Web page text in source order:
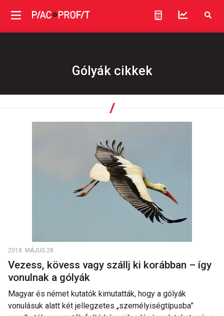
Gólyák cikkek
2018. MÁJUS 28.
Vezess, kövess vagy szállj ki korábban – így
vonulnak a gólyák
Magyar és német kutatók kimutatták, hogy a gólyák
vonulásuk alatt két jellegzetes „személyiségtípusba”